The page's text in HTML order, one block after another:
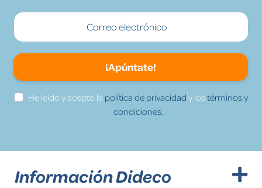
¡Apúntate!
He leído y acepto la política de privacidad y lostérminos y
condiciones.
Información Dideco